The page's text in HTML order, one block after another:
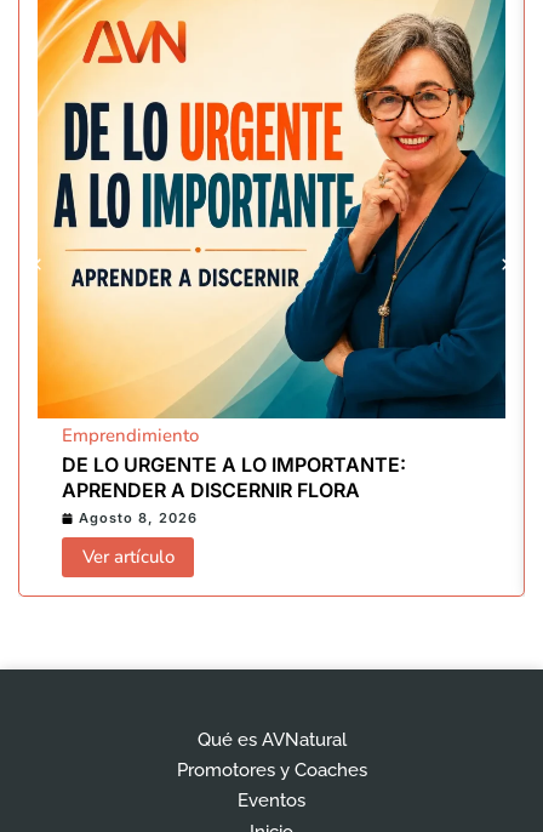
Emprendimiento
DE LO URGENTE A LO IMPORTANTE:
APRENDER A DISCERNIR FLORA
Agosto 8, 2026
Ver artículo
Qué es AVNatural
Promotores y Coaches
Eventos